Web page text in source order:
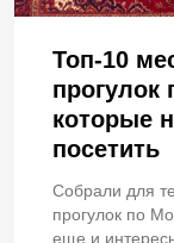
Топ-10
прогулок
которые
посетить
Собрали для
прогулок по
еще и